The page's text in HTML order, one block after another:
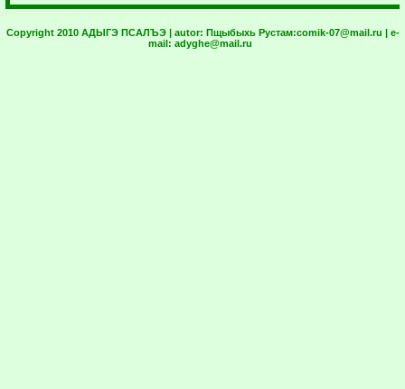
Copyright 2010 АДЫГЭ ПСАЛЪЭ | autor: Пщыбыхь Рустам:comik-07@mail.ru | e-
mail: adyghe@mail.ru